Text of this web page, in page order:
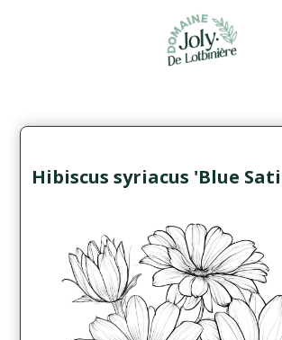
Hibiscus syriacus 'Blue